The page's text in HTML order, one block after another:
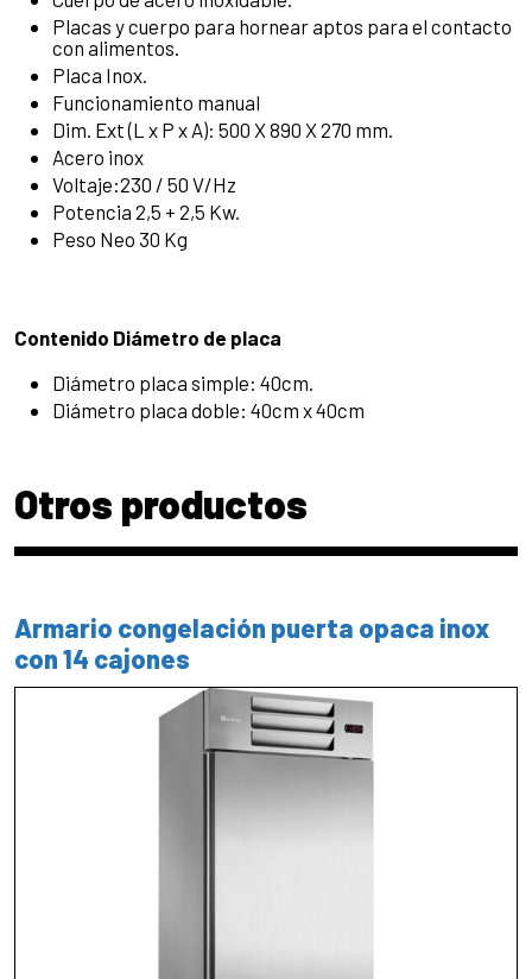
Placas y cuerpo para hornear aptos para el contacto
con alimentos.
Placa Inox.
Funcionamiento manual
Dim. Ext (L x P x A): 500 X 890 X 270 mm.
Acero inox
Voltaje:230 / 50 V/Hz
Potencia 2,5 + 2,5 Kw.
Peso Neo 30 Kg
Contenido Diámetro de placa
Diámetro placa simple: 40cm.
Diámetro placa doble: 40cm x 40cm
Otros productos
Armario congelación puerta opaca inox
con 14 cajones